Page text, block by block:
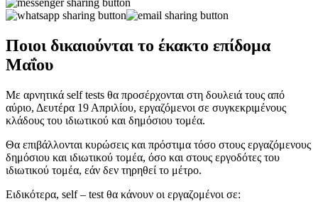
Ποιοι δικαιούνται το έκακτο επίδομα
Μαΐου
Με αρνητικά self tests θα προσέρχονται στη δουλειά τους από
αύριο, Δευτέρα 19 Απριλίου, εργαζόμενοι σε συγκεκριμένους
κλάδους του ιδιωτικού και δημόσιου τομέα.
Θα επιβάλλονται κυρώσεις και πρόστιμα τόσο στους εργαζόμενους
δημόσιου και ιδιωτικού τομέα, όσο και στους εργοδότες του
ιδιωτικού τομέα, εάν δεν τηρηθεί το μέτρο.
Ειδικότερα, self – test θα κάνουν οι εργαζομένοι σε: